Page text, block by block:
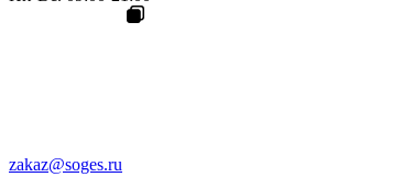
zakaz@soges.ru